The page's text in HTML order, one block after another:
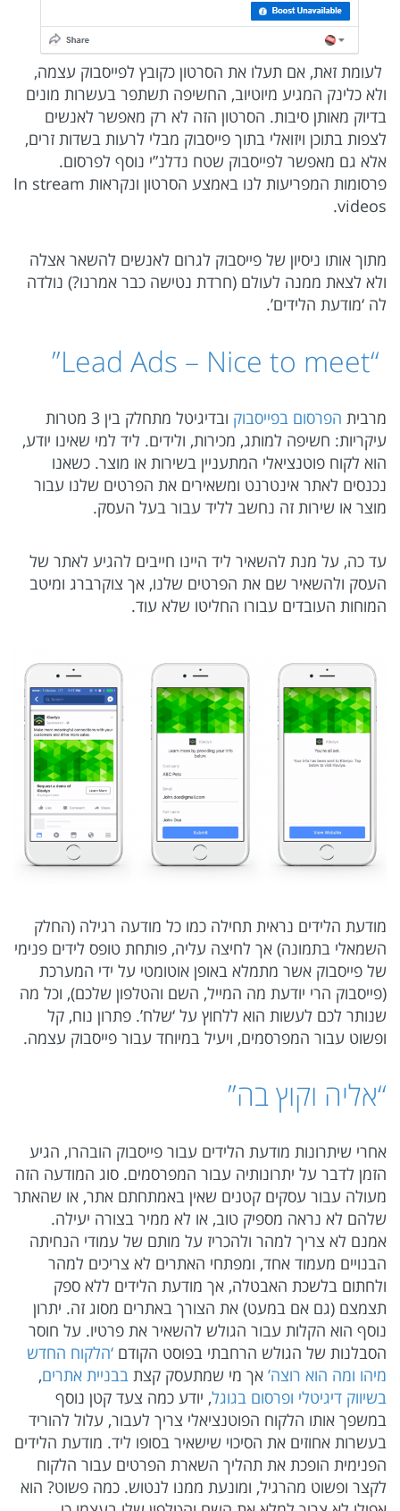
לעומת זאת, אם תעלו את הסרטון כקובץ לפייסבוק עצמה,
ולא כלינק המגיע מיוטיוב, החשיפה תשתפר בעשרות מונים
בדיוק מאותן סיבות. הסרטון הזה לא רק מאפשר לאנשים
לצפות בתוכן ויזואלי בתוך פייסבוק מבלי לרעות בשדות זרים,
אלא גם מאפשר לפייסבוק שטח נדלנ”י נוסף לפרסום.
פרסומות המפריעות לנו באמצע הסרטון ונקראות In stream
videos.
מתוך אותו ניסיון של פייסבוק לגרום לאנשים להשאר אצלה
ולא לצאת ממנה לעולם (חרדת נטישה כבר אמרנו?) נולדה
לה ‘מודעת הלידים’.
“Lead Ads – Nice to meet”
מרבית הפרסום בפייסבוק
ובדיגיטל מתחלק בין 3 מטרות
עיקריות: חשיפה למותג, מכירות, ולידים. ליד למי שאינו יודע,
הוא לקוח פוטנציאלי המתעניין בשירות או מוצר. כשאנו
נכנסים לאתר אינטרנט ומשאירים את הפרטים שלנו עבור
מוצר או שירות זה נחשב לליד עבור בעל העסק.
עד כה, על מנת להשאיר ליד היינו חייבים להגיע לאתר של
העסק ולהשאיר שם את הפרטים שלנו, אך צוקרברג ומיטב
המוחות העובדים עבורו החליטו שלא עוד.
מודעת הלידים נראית תחילה כמו כל מודעה רגילה (החלק
השמאלי בתמונה) אך לחיצה עליה, פותחת טופס לידים פנימי
של פייסבוק אשר מתמלא באופן אוטומטי על ידי המערכת
(פייסבוק הרי יודעת מה המייל, השם והטלפון שלכם), וכל מה
שנותר לכם לעשות הוא ללחוץ על ‘שלח’. פתרון נוח, קל
ופשוט עבור המפרסמים, ויעיל במיוחד עבור פייסבוק עצמה.
“אליה וקוץ בה”
אחרי שיתרונות מודעת הלידים עבור פייסבוק הובהרו, הגיע
הזמן לדבר על יתרונותיה עבור המפרסמים. סוג המודעה הזה
מעולה עבור עסקים קטנים שאין באמתחתם אתר, או שהאתר
שלהם לא נראה מספיק טוב, או לא ממיר בצורה יעילה.
אמנם לא צריך למהר ולהכריז על מותם של עמודי הנחיתה
הבנויים מעמוד אחד, ומפתחי האתרים לא צריכים למהר
ולחתום בלשכת האבטלה, אך מודעת הלידים ללא ספק
תצמצם (גם אם במעט) את הצורך באתרים מסוג זה. יתרון
נוסף הוא הקלות עבור הגולש להשאיר את פרטיו. על חוסר
הסבלנות של הגולש הרחבתי בפוסט הקודם ‘הלקוח החדש
מיהו ומה הוא רוצה’ אך מי שמתעסק קצת בבניית אתרים,
בשיווק דיגיטלי ופרסום בגוגל, יודע כמה צעד קטן נוסף
במשפך אותו הלקוח הפוטנציאלי צריך לעבור, עלול להוריד
בעשרות אחוזים את הסיכוי שישאיר בסופו ליד. מודעת הלידים
הפנימית הופכת את תהליך השארת הפרטים עבור הלקוח
לקצר ופשוט מהרגיל, ומונעת ממנו לנטוש. כמה פשוט? הוא